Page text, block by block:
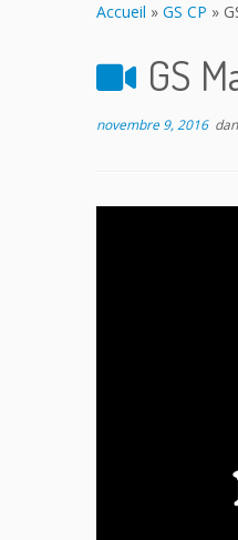
Accueil » GS CP »
GS
novembre 9, 2016